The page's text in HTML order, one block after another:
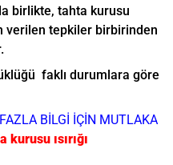
birlikte, tahta kurusu
verilen tepkiler birbirinden
faklı durumlara göre
FAZLA BİLGİ İÇİN MUTLAKA
kurusu ısırığı